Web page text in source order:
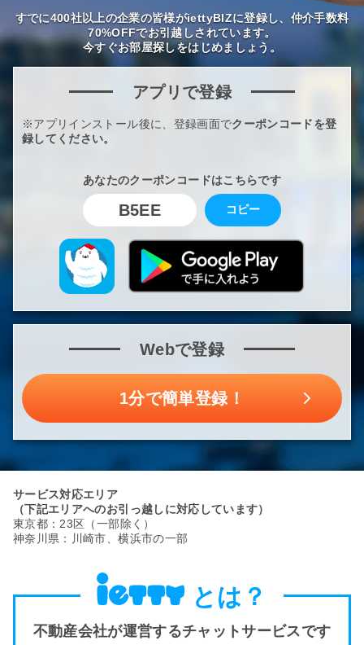
すでに400社以上の企業の皆様がiettyBIZに登録し、仲介手数料
70%OFFでお引越しされています。
今すぐお部屋探しをはじめましょう。
アプリで登録
※アプリインストール後に、登録画面でクーポンコードを登
録してください。
あなたのクーポンコードはこちらです
B5EE コピー
Webで登録
1分で簡単登録！
サービス対応エリア
（下記エリアへのお引っ越しに対応しています）
東京都：23区（一部除く）
神奈川県：川崎市、横浜市の一部
とは？
不動産会社が運営するチャットサービスです